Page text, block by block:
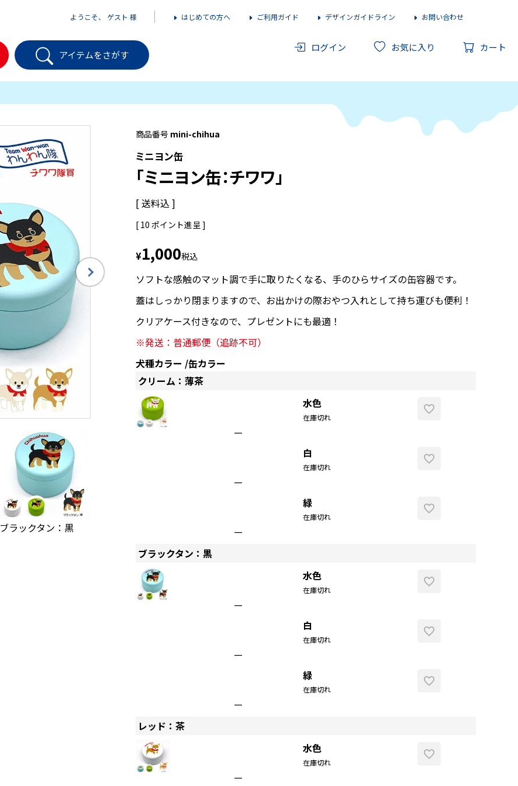
ようこそ、 ゲスト 様 はじめての方へ ご利用ガイド デザインガイドライン お問い合わせ
アイテムをさがす
ログイン お気に入り カート
ブラックタン：黒
商品番号 mini-chihua
ミニヨン缶
「ミニヨン缶：チワワ」
送料込
[ 10 ポイント進呈 ]
¥1,000税込
ソフトな感触のマット調で手に取りたくなる、手のひらサイズの缶容器です。
蓋はしっかり閉まりますので、お出かけの際おやつ入れとして持ち運びも便利！
クリアケース付きなので、プレゼントにも最適！
※発送：普通郵便（追跡不可）
犬種カラー 缶カラー
クリーム：薄茶
水色
在庫切れ
—
白
在庫切れ
—
緑
在庫切れ
—
ブラックタン：黒
水色
在庫切れ
—
白
在庫切れ
—
緑
在庫切れ
—
レッド：茶
水色
在庫切れ
—